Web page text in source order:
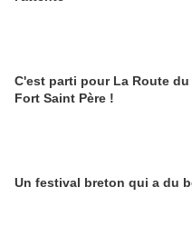
C'est parti pour La Route du
Fort Saint Père !
Un festival breton qui a du